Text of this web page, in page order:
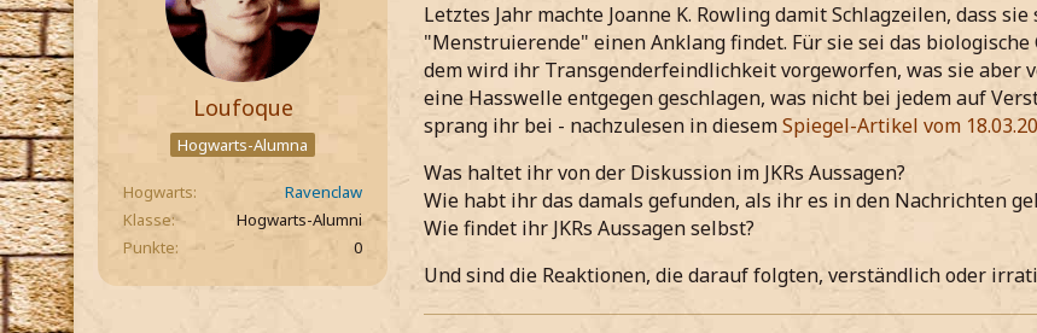
Loufoque
Hogwarts-Alumna
Hogwarts
Ravenclaw
Klasse
Hogwarts-Alumni
Punkte
0
Letztes Jahr machte Joanne K. Rowling damit Schlagzeilen, dass
"Menstruierende" einen Anklang findet. Für sie sei das
dem wird ihr Transgenderfeindlichkeit vorgeworfen, was sie aber
eine Hasswelle entgegen geschlagen, was nicht bei jedem auf
sprang ihr bei - nachzulesen in diesemSpiegel-Artikel vom
Was haltet ihr von der Diskussion im JKRs Aussagen?
Wie habt ihr das damals gefunden, als ihr es in den Nachrichten
Wie findet ihr JKRs Aussagen selbst?
Und sind die Reaktionen, die darauf folgten, verständlich oder